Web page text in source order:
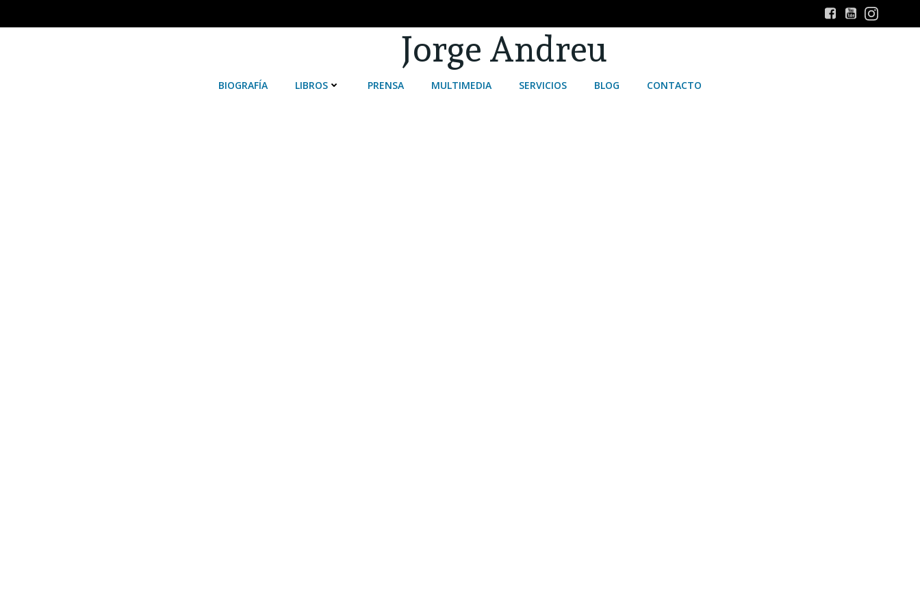
Jorge Andreu
BIOGRAFÍA LIBROS PRENSA MULTIMEDIA SERVICIOS BLOG CONTACTO